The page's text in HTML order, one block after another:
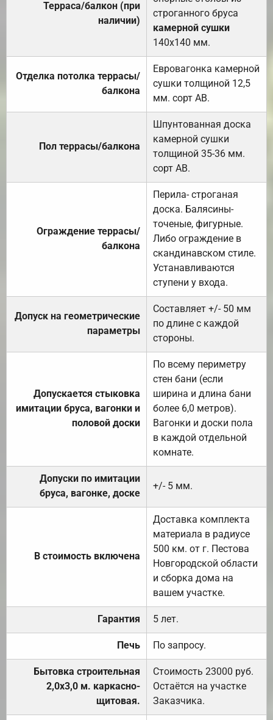
Терраса/балкон (при
наличии)
строганного бруса
камерной сушки
140х140 мм.
Отделка потолка террасы/
балкона
Евровагонка камерной
сушки толщиной 12,5
мм. сорт АВ.
Пол террасы/балкона
Шпунтованная доска
камерной сушки
толщиной 35-36 мм.
сорт АВ.
Ограждение террасы/
балкона
Перила- строганая
доска. Балясины-
точеные, фигурные.
Либо ограждение в
скандинавском стиле.
Устанавливаются
ступени у входа.
Допуск на геометрические
параметры
Составляет +/- 50 мм
по длине с каждой
стороны.
Допускается стыковка
имитации бруса, вагонки и
половой доски
По всему периметру
стен бани (если
ширина и длина бани
более 6,0 метров).
Вагонки и доски пола
в каждой отдельной
комнате.
Допуски по имитации
бруса, вагонке, доске
+/- 5 мм.
В стоимость включена
Доставка комплекта
материала в радиусе
500 км. от г. Пестова
Новгородской области
и сборка дома на
вашем участке.
Гарантия 5 лет.
Печь По запросу.
Бытовка строительная
2,0х3,0 м. каркасно-
щитовая.
Стоимость 23000 руб.
Остаётся на участке
Заказчика.